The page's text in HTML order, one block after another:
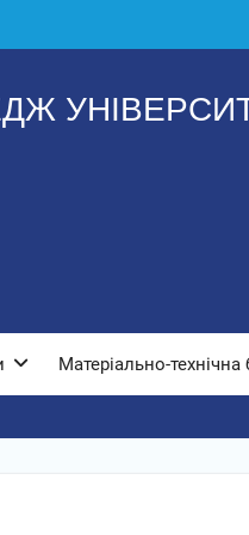
Матеріально-технічна